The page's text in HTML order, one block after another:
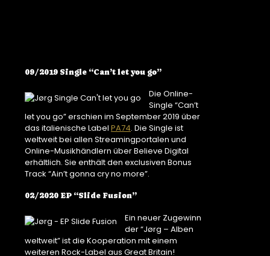
09/2019 Single “Can’t let you go”
Die Online-
Single “Can’t
let you go” erschien im September 2019 über
das italienische Label PA74. Die Single ist
weltweit bei allen Streamingportalen und
Online-Musikhändlern über Believe Digital
erhältlich. Sie enthält den exclusiven Bonus
Track “Ain’t gonna cry no more”.
02/2020 EP “Slide Fusion”
Ein neuer Zugewinn
der “Jørg – Alben
weltweit” ist die Kooperation mit einem
weiteren Rock-Label aus Great Britain!